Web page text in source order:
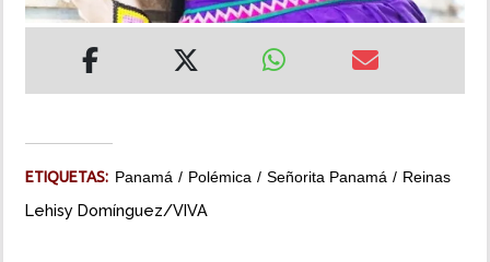
MULTIMEDIA
ETIQUETAS: Panamá Polémica Señorita Panamá Reinas
Lehisy Domínguez/VIVA